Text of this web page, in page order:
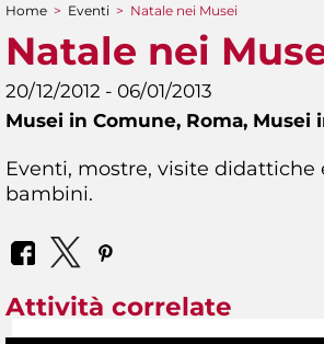
Tu sei qui
Home > Eventi > Natale nei Musei
Natale nei
20/12/2012 - 06/01/2013
Musei in Comune, Roma, Musei
Eventi, mostre, visite didattiche
bambini.
Attività correlate